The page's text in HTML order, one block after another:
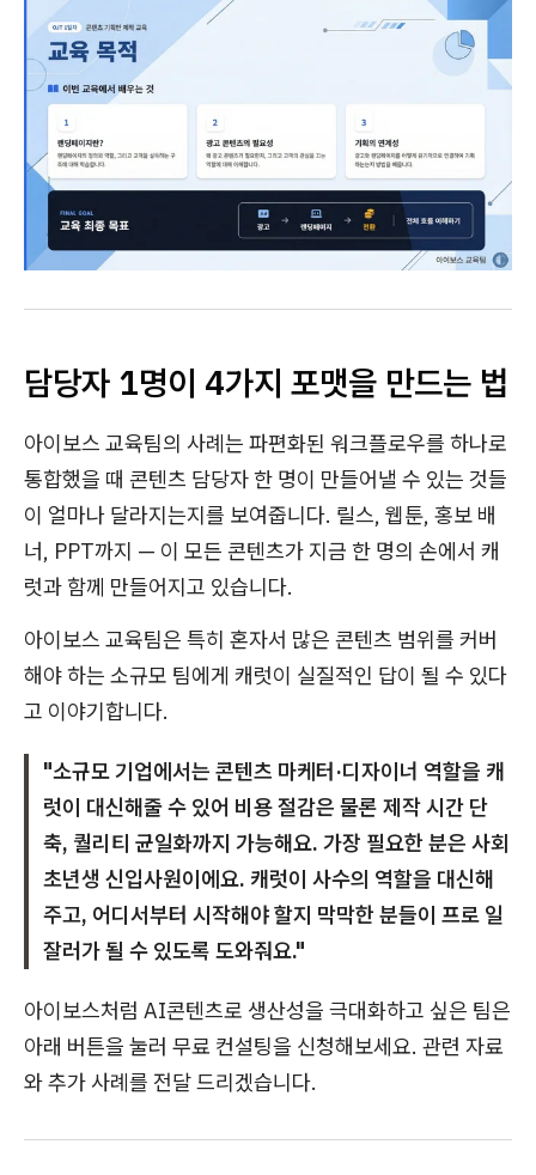
담당자 1명이 4가지 포맷을 만드는 법
아이보스 교육팀의 사례는 파편화된 워크플로우를 하나로
통합했을 때 콘텐츠 담당자 한 명이 만들어낼 수 있는 것들
이 얼마나 달라지는지를 보여줍니다. 릴스, 웹툰, 홍보 배
너, PPT까지 — 이 모든 콘텐츠가 지금 한 명의 손에서 캐
럿과 함께 만들어지고 있습니다.
아이보스 교육팀은 특히 혼자서 많은 콘텐츠 범위를 커버
해야 하는 소규모 팀에게 캐럿이 실질적인 답이 될 수 있다
고 이야기합니다.
"소규모 기업에서는 콘텐츠 마케터·디자이너 역할을 캐
럿이 대신해줄 수 있어 비용 절감은 물론 제작 시간 단
축, 퀄리티 균일화까지 가능해요. 가장 필요한 분은 사회
초년생 신입사원이에요. 캐럿이 사수의 역할을 대신해
주고, 어디서부터 시작해야 할지 막막한 분들이 프로 일
잘러가 될 수 있도록 도와줘요."
아이보스처럼 AI콘텐츠로 생산성을 극대화하고 싶은 팀은
아래 버튼을 눌러 무료 컨설팅을 신청해보세요. 관련 자료
와 추가 사례를 전달 드리겠습니다.